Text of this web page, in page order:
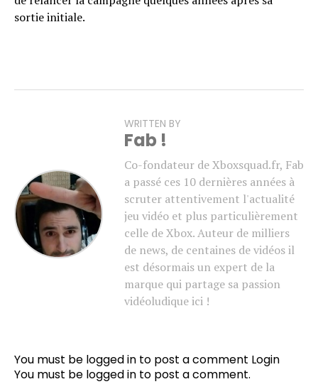
sortie initiale.
WRITTEN BY
Fab !
Co-fondateur de Xboxsquad.fr, Fab
a passé ces 10 dernières années à
scruter attentivement l'actualité
jeu vidéo et plus particulièrement
celle de Xbox. Auteur de milliers
de news, de centaines de vidéos il
est désormais un expert de la
marque qui partage sa passion
vidéoludique ici !
You must be logged in to post a comment Login
You must be logged in to post a comment.